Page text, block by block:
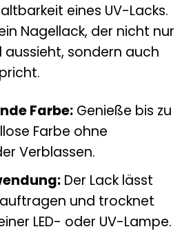
eines UV-Lacks.
Nagellack, der nicht nur
sondern auch
Farbe:Genieße bis zu
Farbe ohne
Verblassen.
Der Lack lässt
und trocknet
LED- oder UV-Lampe.